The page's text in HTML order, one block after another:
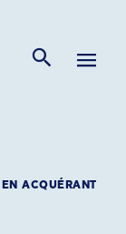
ACQUÉRANT